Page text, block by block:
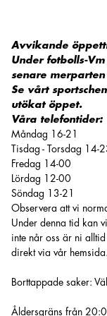
Avvikande
Under fotbolls-
senare
Se vårt
utökat öppet.
Våra telefontider:
Måndag 16-21
Tisdag - Torsdag 14-
Fredag 14-00
Lördag 12-00
Söndag 13-21
Observera att vi
Under denna tid kan
inte når oss är ni
direkt via vår hemsida.
Borttappade saker:
Åldersgräns från